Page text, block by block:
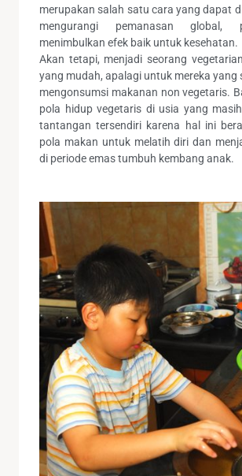
merupakan salah satu cara yang dapat
mengurangi pemanasan global,
menimbulkan efek baik untuk kesehatan.
Akan tetapi, menjadi seorang
yang mudah, apalagi untuk mereka yang
mengonsumsi makanan non vegetaris.
pola hidup vegetaris di usia yang
tantangan tersendiri karena hal ini
pola makan untuk melatih diri dan
di periode emas tumbuh kembang anak.